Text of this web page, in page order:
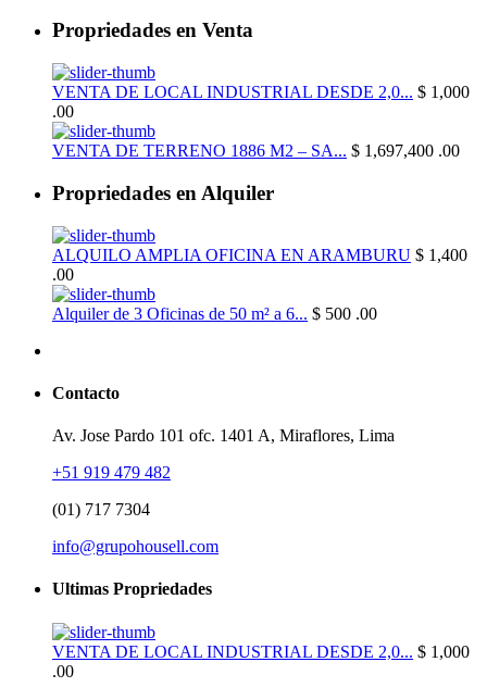
Propriedades en Venta
VENTA DE LOCAL INDUSTRIAL DESDE 2,0... $ 1,000
.00
VENTA DE TERRENO 1886 M2 – SA... $ 1,697,400 .00
Propriedades en Alquiler
ALQUILO AMPLIA OFICINA EN ARAMBURU $ 1,400
.00
Alquiler de 3 Oficinas de 50 m² a 6... $ 500 .00
Contacto
Av. Jose Pardo 101 ofc. 1401 A, Miraflores, Lima
+51 919 479 482
(01) 717 7304
info@grupohousell.com
Ultimas Propriedades
VENTA DE LOCAL INDUSTRIAL DESDE 2,0... $ 1,000
.00